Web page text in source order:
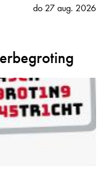
do 27 aug. 2026